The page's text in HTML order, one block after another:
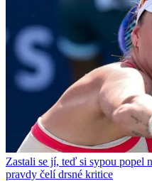
Zastali se jí, teď si sypou popel
pravdy čelí drsné kritice